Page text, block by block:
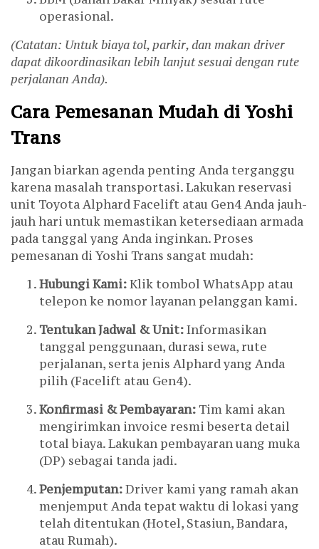
operasional.
(Catatan: Untuk biaya tol, parkir, dan makan driver
dapat dikoordinasikan lebih lanjut sesuai dengan rute
perjalanan Anda).
Cara Pemesanan Mudah di Yoshi
Trans
Jangan biarkan agenda penting Anda terganggu
karena masalah transportasi. Lakukan reservasi
unit Toyota Alphard Facelift atau Gen4 Anda jauh-
jauh hari untuk memastikan ketersediaan armada
pada tanggal yang Anda inginkan. Proses
pemesanan di Yoshi Trans sangat mudah:
Hubungi Kami:Klik tombol WhatsApp atau
telepon ke nomor layanan pelanggan kami.
Tentukan Jadwal & Unit:Informasikan
tanggal penggunaan, durasi sewa, rute
perjalanan, serta jenis Alphard yang Anda
pilih (Facelift atau Gen4).
Konfirmasi & Pembayaran:Tim kami akan
mengirimkan invoice resmi beserta detail
total biaya. Lakukan pembayaran uang muka
(DP) sebagai tanda jadi.
Penjemputan:Driver kami yang ramah akan
menjemput Anda tepat waktu di lokasi yang
telah ditentukan (Hotel, Stasiun, Bandara,
atau Rumah).